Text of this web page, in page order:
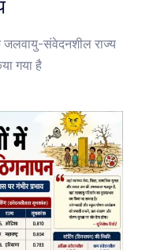
जलवायु-संवेदनशील राज्य
गया है